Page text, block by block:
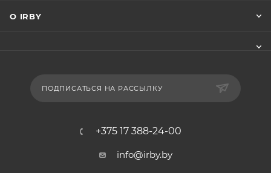
О IRBY
ПОДПИСАТЬСЯ НА РАССЫЛКУ
+375 17 388-24-00
info@irby.by